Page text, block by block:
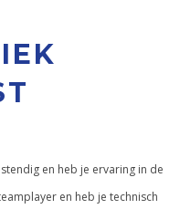
en heb je ervaring in de
en heb je technisch